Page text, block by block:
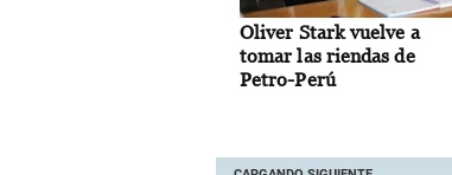
Oliver Stark vuelve a
tomar las riendas de
Petro-Perú